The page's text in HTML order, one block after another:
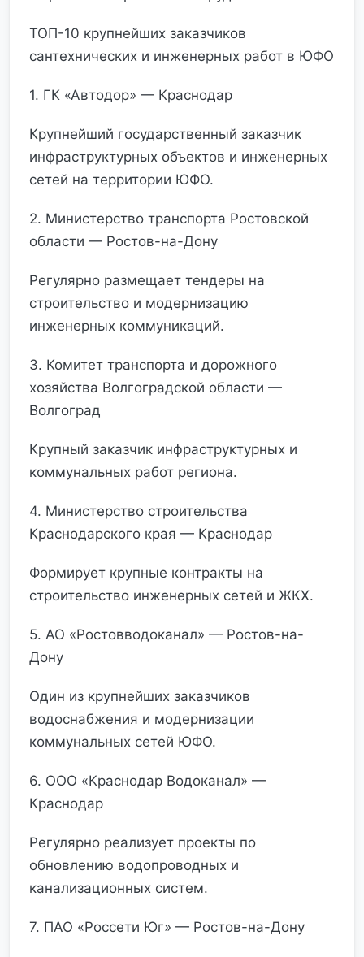
ТОП-10 крупнейших заказчиков
сантехнических и инженерных работ в ЮФО
1. ГК «Автодор» — Краснодар
Крупнейший государственный заказчик
инфраструктурных объектов и инженерных
сетей на территории ЮФО.
2. Министерство транспорта Ростовской
области — Ростов-на-Дону
Регулярно размещает тендеры на
строительство и модернизацию
инженерных коммуникаций.
3. Комитет транспорта и дорожного
хозяйства Волгоградской области —
Волгоград
Крупный заказчик инфраструктурных и
коммунальных работ региона.
4. Министерство строительства
Краснодарского края — Краснодар
Формирует крупные контракты на
строительство инженерных сетей и ЖКХ.
5. АО «Ростовводоканал» — Ростов-на-
Дону
Один из крупнейших заказчиков
водоснабжения и модернизации
коммунальных сетей ЮФО.
6. ООО «Краснодар Водоканал» —
Краснодар
Регулярно реализует проекты по
обновлению водопроводных и
канализационных систем.
7. ПАО «Россети Юг» — Ростов-на-Дону